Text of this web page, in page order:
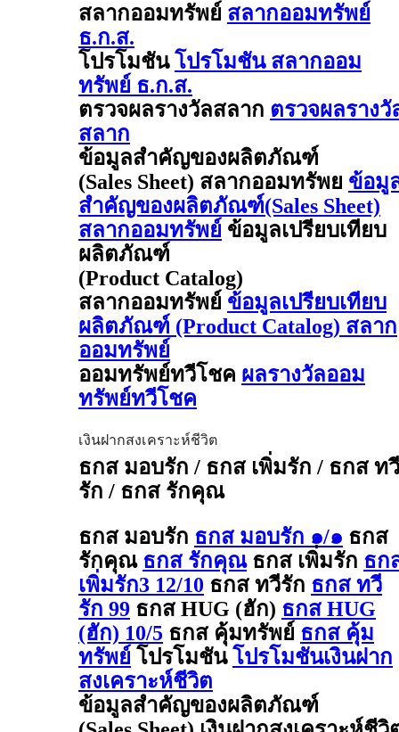
สลากออมทรัพย์ สลากออมทรัพย์
ธ.ก.ส.
โปรโมชัน โปรโมชัน สลากออม
ทรัพย์ ธ.ก.ส.
ตรวจผลรางวัลสลาก ตรวจผลรางวั
สลาก
ข้อมูลสำคัญของผลิตภัณฑ์
(Sales Sheet) สลากออมทรัพย ข้อมู
สำคัญของผลิตภัณฑ์(Sales Sheet)
สลากออมทรัพย์ ข้อมูลเปรียบเทียบ
ผลิตภัณฑ์
(Product Catalog)
สลากออมทรัพย์ ข้อมูลเปรียบเทียบ
ผลิตภัณฑ์ (Product Catalog) สลาก
ออมทรัพย์
ออมทรัพย์ทวีโชค ผลรางวัลออม
ทรัพย์ทวีโชค
เงินฝากสงเคราะห์ชีวิต
ธกส มอบรัก / ธกส เพิ่มรัก / ธกส ทวี
รัก / ธกส รักคุณ
ธกส มอบรัก ธกส มอบรัก ๑/๑ ธกส
รักคุณ ธกส รักคุณ ธกส เพิ่มรัก ธก
เพิ่มรัก3 12/10 ธกส ทวีรัก ธกส ทวี
รัก 99 ธกส HUG (ฮัก) ธกส HUG
(ฮัก) 10/5 ธกส คุ้มทรัพย์ ธกส คุ้ม
ทรัพย์ โปรโมชัน โปรโมชันเงินฝาก
สงเคราะห์ชีวิต
ข้อมูลสำคัญของผลิตภัณฑ์